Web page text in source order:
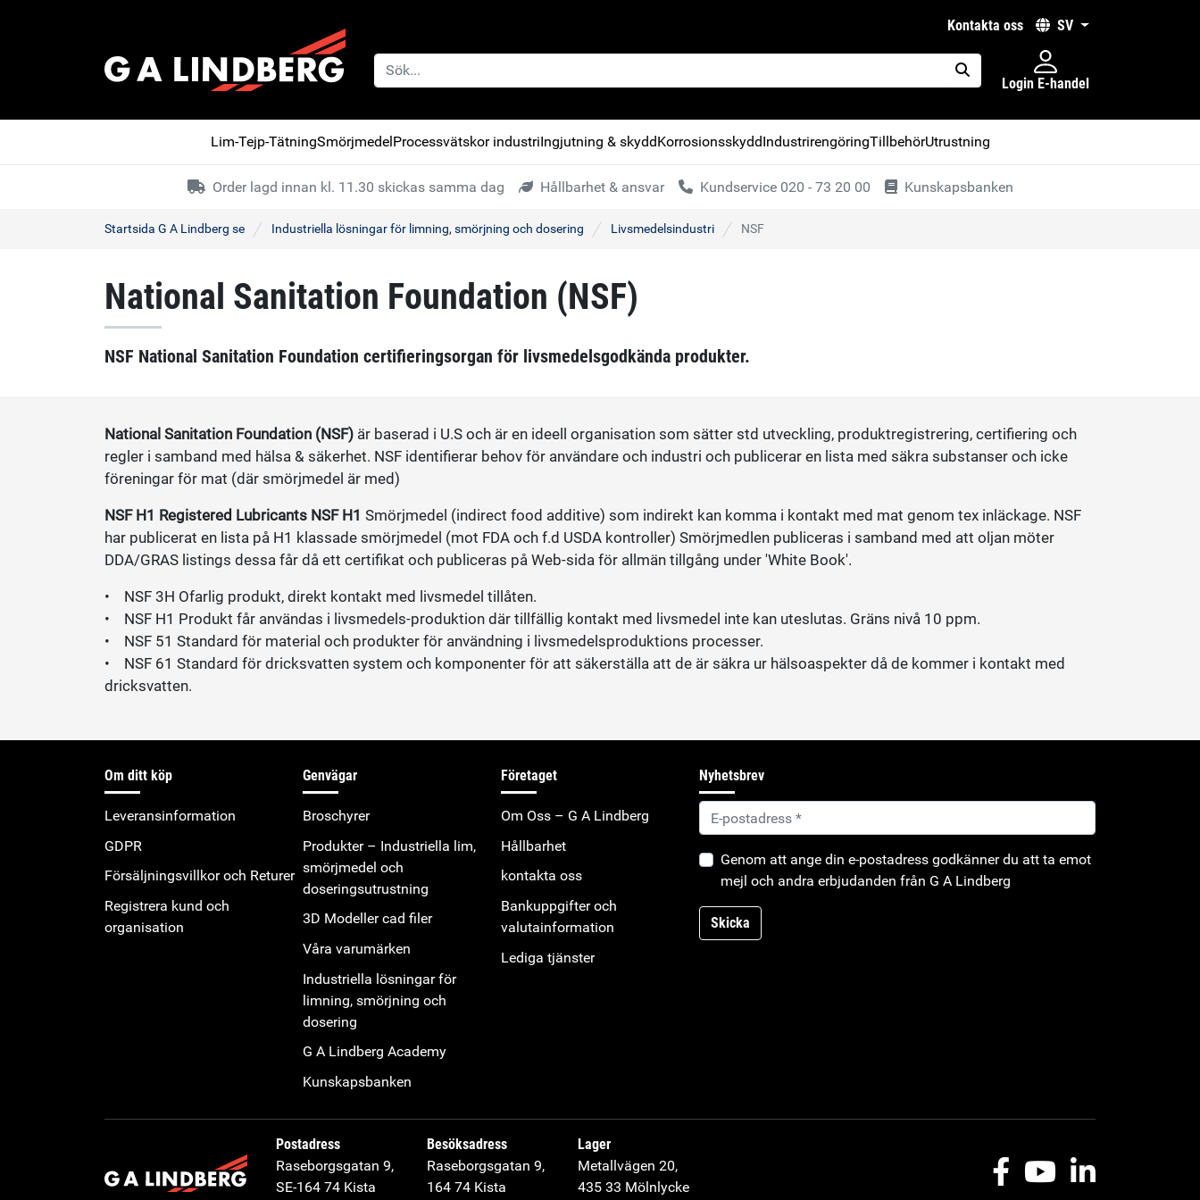
kontakta oss SV
placeholder.search
Login E-handel
Lim-Tejp-TätningSmörjmedelProcessvätskor industriIngjutning & skyddKorrosionsskyddIndustrirengöringTillbehörUtrustning
Order lagd innan kl. 11.30 skickas samma dag Hållbarhet & ansvar Kundservice 020 - 73 20 00 Kunskapsbanken
Startsida G A Lindberg se Industriella lösningar för limning, smörjning och dosering Livsmedelsindustri NSF
National Sanitation Foundation (NSF)
NSF National Sanitation Foundation certifieringsorgan för livsmedelsgodkända produkter.
National Sanitation Foundation (NSF) är baserad i U.S och är en ideell organisation som sätter std utveckling, produktregistrering, certifiering och
regler i samband med hälsa & säkerhet. NSF identifierar behov för användare och industri och publicerar en lista med säkra substanser och icke
föreningar för mat (där smörjmedel är med)
NSF H1 Registered Lubricants NSF H1 Smörjmedel (indirect food additive) som indirekt kan komma i kontakt med mat genom tex inläckage. NSF
har publicerat en lista på H1 klassade smörjmedel (mot FDA och f.d USDA kontroller) Smörjmedlen publiceras i samband med att oljan möter
DDA/GRAS listings dessa får då ett certifikat och publiceras på Web-sida för allmän tillgång under 'White Book'.
• NSF 3H Ofarlig produkt, direkt kontakt med livsmedel tillåten.
• NSF H1 Produkt får användas i livsmedels-produktion där tillfällig kontakt med livsmedel inte kan uteslutas. Gräns nivå 10 ppm.
• NSF 51 Standard för material och produkter för användning i livsmedelsproduktions processer.
• NSF 61 Standard för dricksvatten system och komponenter för att säkerställa att de är säkra ur hälsoaspekter då de kommer i kontakt med
dricksvatten.
Om ditt köp
Leveransinformation
GDPR
Försäljningsvillkor och Returer
Registrera kund och
organisation
Genvägar
Broschyrer
Produkter – Industriella lim,
smörjmedel och
doseringsutrustning
3D Modeller cad filer
Våra varumärken
Industriella lösningar för
limning, smörjning och
dosering
G A Lindberg Academy
Kunskapsbanken
Företaget
Om Oss – G A Lindberg
Hållbarhet
kontakta oss
Bankuppgifter och
valutainformation
Lediga tjänster
Nyhetsbrev
Genom att ange din e-postadress godkänner du att ta emot
mejl och andra erbjudanden från G A Lindberg
Skicka
Postadress
Raseborgsgatan 9,
SE-164 74 Kista
Besöksadress
Raseborgsgatan 9,
164 74 Kista
Lager
Metallvägen 20,
435 33 Mölnlycke
FacebookYoutubeLinkedIn